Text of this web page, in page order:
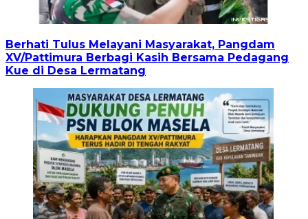
Berhati Tulus Melayani Masyarakat, Pangdam
XV/Pattimura Berbagi Kasih Bersama Pedagang
Kue di Desa Lermatang